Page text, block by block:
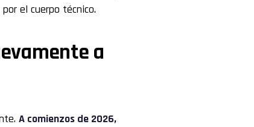
el cuerpo técnico.
a
A comienzos de 2026,